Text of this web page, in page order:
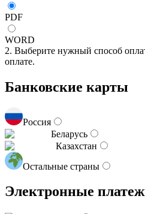
PDF
WORD
2. Выберите нужный способ
оплате.
Банковские карты
Россия
Беларусь
Казахстан
Остальные страны
Электронные